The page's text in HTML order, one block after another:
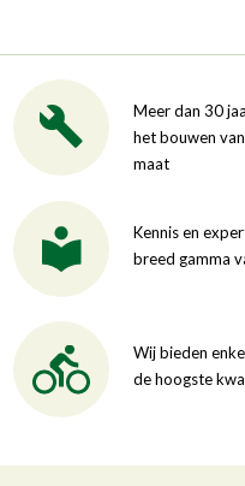
Meer dan 30
het bouwen
maat
Kennis en
breed gamma
Wij bieden
de hoogste